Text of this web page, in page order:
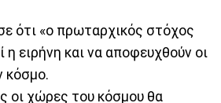
ότι «ο πρωταρχικός στόχος
η ειρήνη και να αποφευχθούν οι
κόσμο.
οι χώρες του κόσμου θα